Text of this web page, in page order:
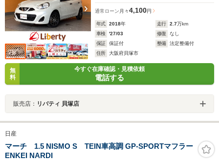
通常ローン 月々4,100円
年式 2018年 走行 2.7万km
車検
'27/03 修復
なし
保証
保証付 整備
法定整備付
住所
大阪府貝塚市
無
料
今すぐ在庫確認・見積依頼
電話する
販売店： リバティ 貝塚店
日産
マーチ 1.5 NISMO S TEIN車高調 GP-SPORTマフラー
ENKEI NARDI